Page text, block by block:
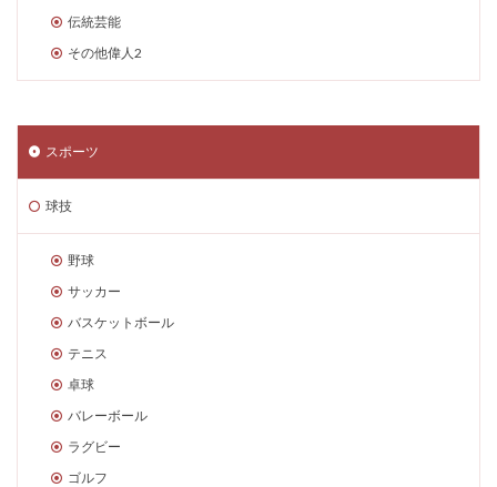
伝統芸能
その他偉人2
スポーツ
球技
野球
サッカー
バスケットボール
テニス
卓球
バレーボール
ラグビー
ゴルフ